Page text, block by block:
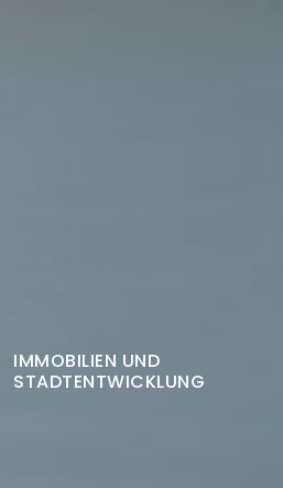
IMMOBILIEN UND
STADTENTWICKLUNG